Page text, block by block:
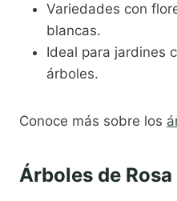
Variedades con
blancas.
Ideal para jardines
árboles.
Conoce más sobre los
Árboles de Rosa